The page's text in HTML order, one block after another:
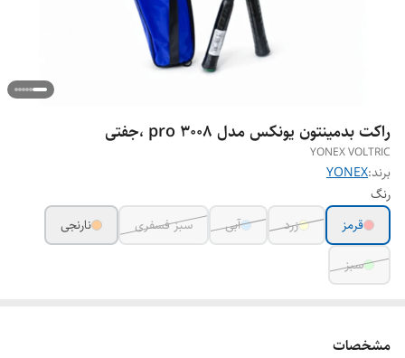
راکت بدمینتون یونکس مدل pro 3008 ،جفتی
YONEX VOLTRIC
برند:YONEX
رنگ
قرمز
زرد آبی سبز فسفری
نارنجی
سبز
مشخصات